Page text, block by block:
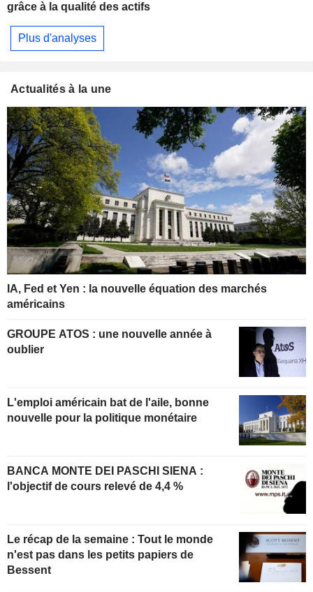
grâce à la qualité des actifs
Plus d'analyses
Actualités à la une
IA, Fed et Yen : la nouvelle équation des marchés
américains
GROUPE ATOS : une nouvelle année à
oublier
L'emploi américain bat de l'aile, bonne
nouvelle pour la politique monétaire
BANCA MONTE DEI PASCHI SIENA :
l'objectif de cours relevé de 4,4 %
Le récap de la semaine : Tout le monde
n'est pas dans les petits papiers de
Bessent